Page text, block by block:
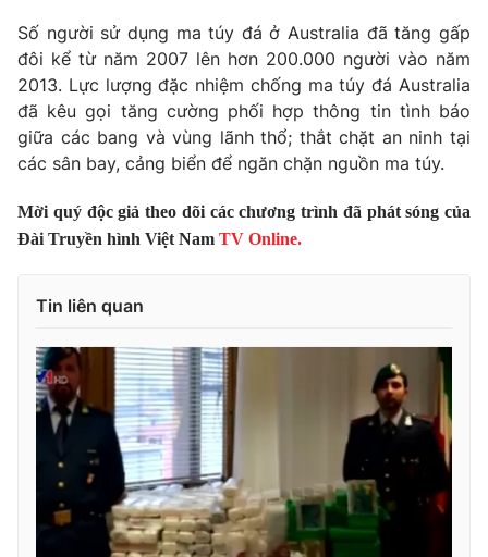
Nhân vật
Khán giả
Giải sao mai
Âm nhạc
Sao
Đời sống
Du lịch
Làm đẹp
Chất lượng cuộc sống
Giáo dục
Tuyển sinh
Học trực tuyến
Công nghệ
Sản phẩm
Giao lưu trực tuyến
Chuyên mục khác
Emagazine Podcast
Photo Infographic
Video Shorts video
Số người sử dụng ma túy đá ở Australia đã tăng gấp
đôi kể từ năm 2007 lên hơn 200.000 người vào năm
2013. Lực lượng đặc nhiệm chống ma túy đá Australia
đã kêu gọi tăng cường phối hợp thông tin tình báo
giữa các bang và vùng lãnh thổ; thắt chặt an ninh tại
các sân bay, cảng biển để ngăn chặn nguồn ma túy.
Mời quý độc giả theo dõi các chương trình đã phát sóng của
Đài Truyền hình Việt Nam TV Online.
Tin liên quan